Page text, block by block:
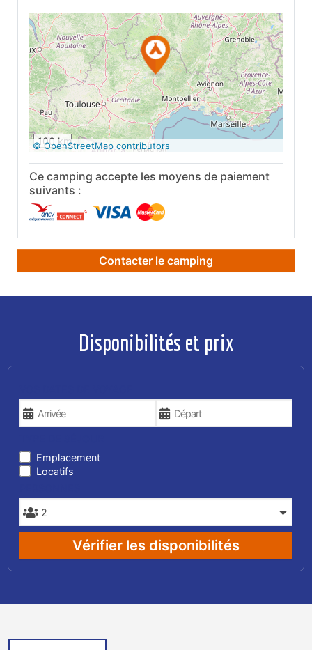
Voir sur Google
Maps
100 km
© OpenStreetMap contributors
Ce camping accepte les moyens de paiement
suivants :
Contacter le camping
Disponibilités et prix
Emplacement
Locatifs
Vérifier les disponibilités